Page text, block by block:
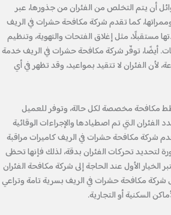
أن يتم التخلص من الفئران من جذورها، عبر
كما تقدم شركة مكافحة حشرات في الريف
مستقبلًا، مثل إغلاق الفتحات والتهوية، وتنظيم
أيضًا، توفّر شركة مكافحة حشرات في الريف خدمة
لأن الفئران لا تتقيد بمواعيد، وقد تظهر في أي
مكافحة مخصصة لكل حالة، وتوفر للعميل
التي تم اصطيادها والإجراءات الوقائية
شركة مكافحة حشرات في الريف كاميرات مراقبة
لتحديد تحركات الفئران بدقة، لذلك فإنها تحظى
الأول عند الحاجة إلى شركة مكافحة الفئران
مكافحة حشرات في الريف بسرية تامة وتراعي
السكنية أو التجارية.